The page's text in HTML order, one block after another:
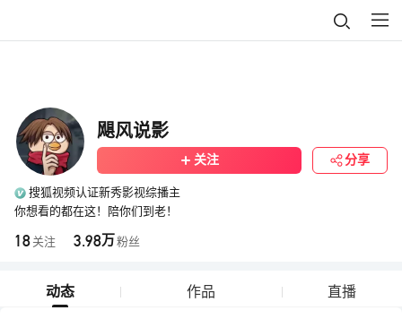
飓风说影
关注 分享
搜狐视频认证新秀影视综播主
你想看的都在这！陪你们到老！
18 关注 3.98万 粉丝
动态 作品 直播